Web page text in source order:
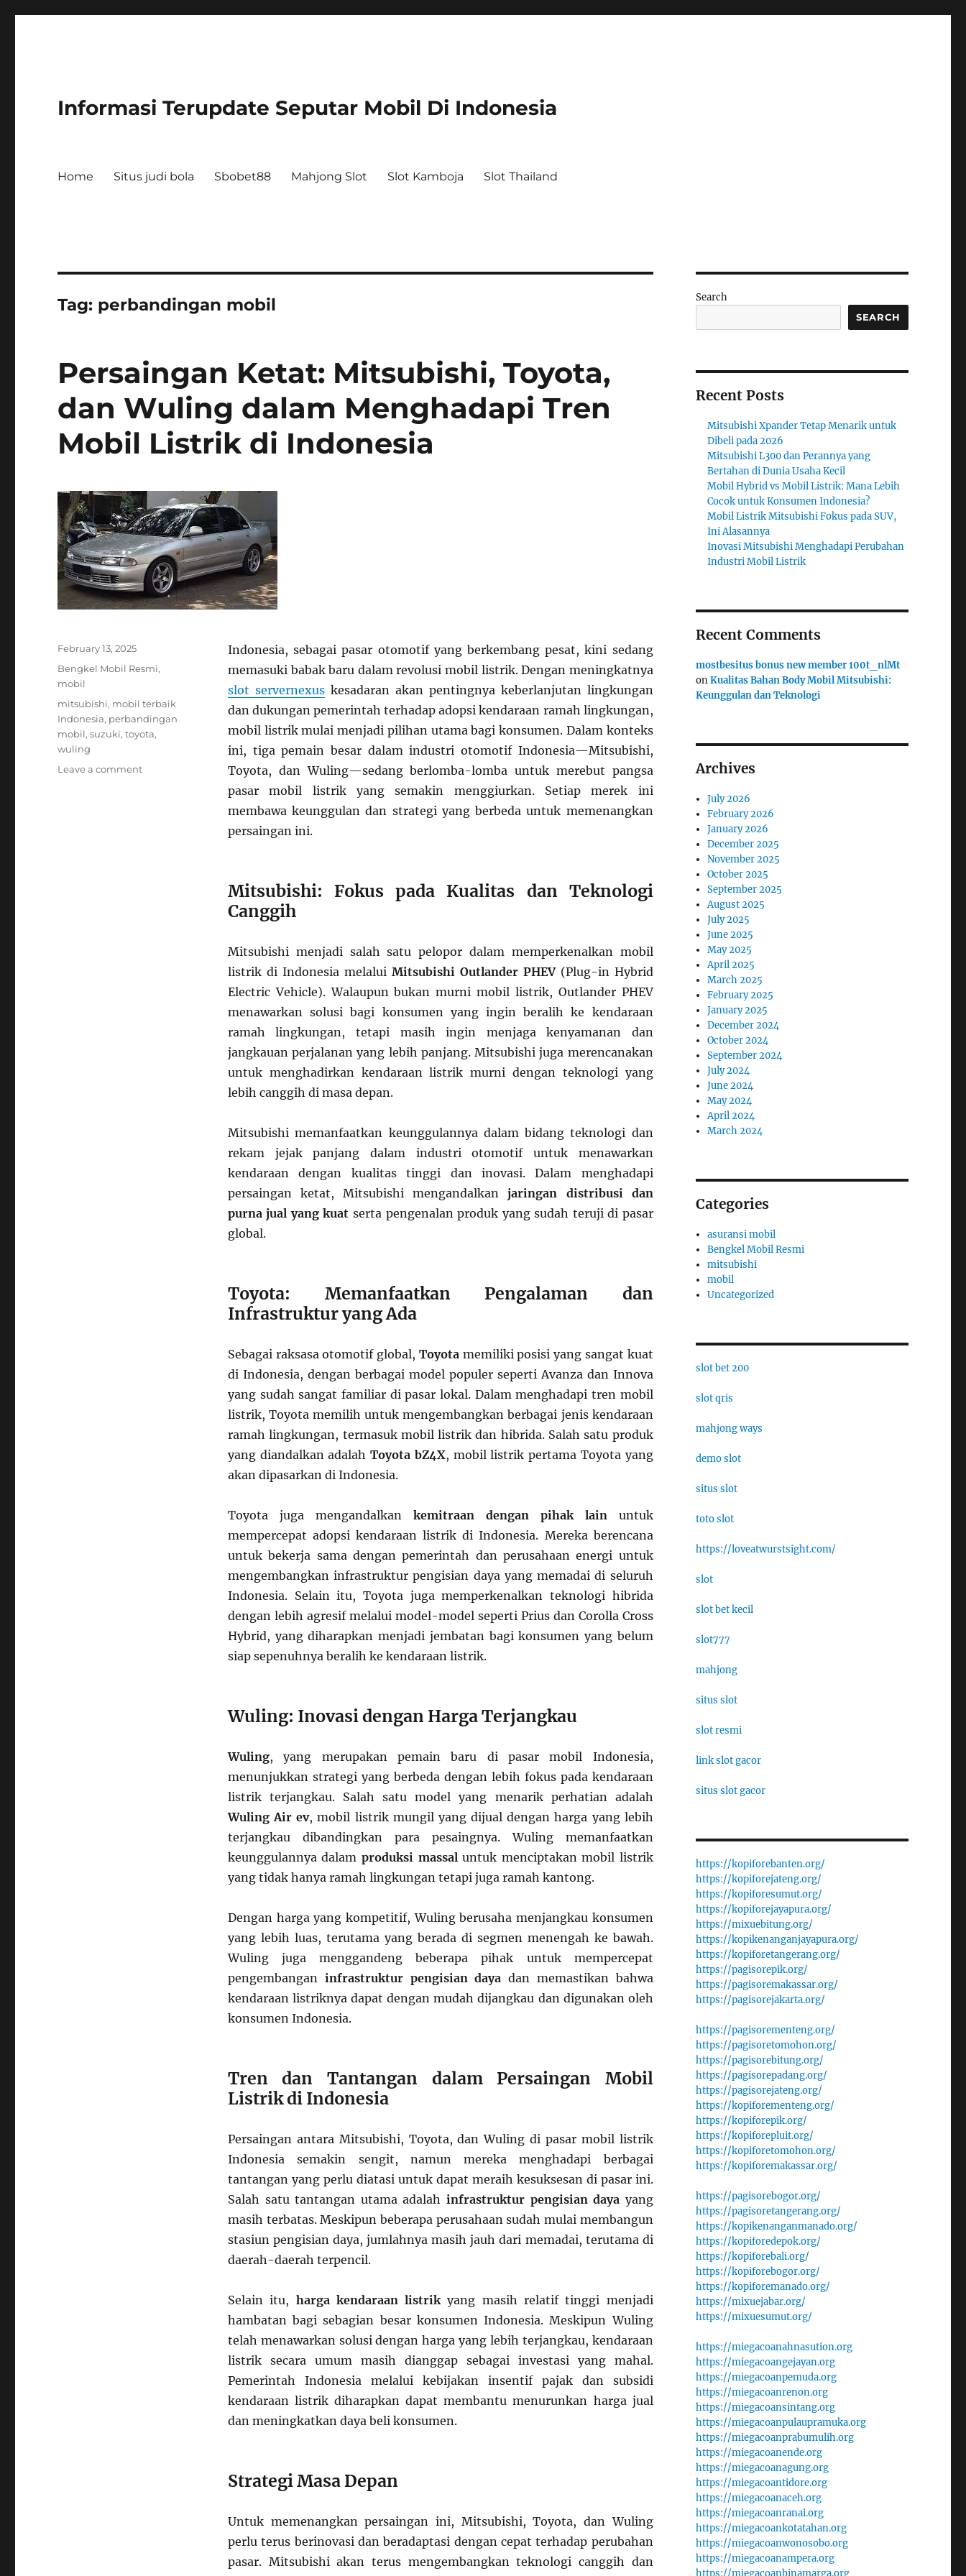
Informasi Terupdate Seputar Mobil Di Indonesia
Home Situs judi bola Sbobet88 Mahjong Slot Slot Kamboja Slot Thailand
Tag: perbandingan mobil
Persaingan Ketat: Mitsubishi, Toyota,
dan Wuling dalam Menghadapi Tren
Mobil Listrik di Indonesia
Indonesia, sebagai pasar otomotif yang berkembang pesat, kini sedang
memasuki babak baru dalam revolusi mobil listrik. Dengan meningkatnya
slot servernexuskesadaran akan pentingnya keberlanjutan lingkungan
dan dukungan pemerintah terhadap adopsi kendaraan ramah lingkungan,
mobil listrik mulai menjadi pilihan utama bagi konsumen. Dalam konteks
ini, tiga pemain besar dalam industri otomotif Indonesia—Mitsubishi,
Toyota, dan Wuling—sedang berlomba-lomba untuk merebut pangsa
pasar mobil listrik yang semakin menggiurkan. Setiap merek ini
membawa keunggulan dan strategi yang berbeda untuk memenangkan
persaingan ini.
Mitsubishi: Fokus pada Kualitas dan Teknologi
Canggih
Mitsubishi menjadi salah satu pelopor dalam memperkenalkan mobil
listrik di Indonesia melalui Mitsubishi Outlander PHEV(Plug-in Hybrid
Electric Vehicle). Walaupun bukan murni mobil listrik, Outlander PHEV
menawarkan solusi bagi konsumen yang ingin beralih ke kendaraan
ramah lingkungan, tetapi masih ingin menjaga kenyamanan dan
jangkauan perjalanan yang lebih panjang. Mitsubishi juga merencanakan
untuk menghadirkan kendaraan listrik murni dengan teknologi yang
lebih canggih di masa depan.
Mitsubishi memanfaatkan keunggulannya dalam bidang teknologi dan
rekam jejak panjang dalam industri otomotif untuk menawarkan
kendaraan dengan kualitas tinggi dan inovasi. Dalam menghadapi
persaingan ketat, Mitsubishi mengandalkanjaringan distribusi dan
purna jual yang kuat serta pengenalan produk yang sudah teruji di pasar
global.
Toyota: Memanfaatkan Pengalaman dan
Infrastruktur yang Ada
Sebagai raksasa otomotif global, Toyotamemiliki posisi yang sangat kuat
di Indonesia, dengan berbagai model populer seperti Avanza dan Innova
yang sudah sangat familiar di pasar lokal. Dalam menghadapi tren mobil
listrik, Toyota memilih untuk mengembangkan berbagai jenis kendaraan
ramah lingkungan, termasuk mobil listrik dan hibrida. Salah satu produk
yang diandalkan adalahToyota bZ4X, mobil listrik pertama Toyota yang
akan dipasarkan di Indonesia.
Toyota juga mengandalkan kemitraan dengan pihak lainuntuk
mempercepat adopsi kendaraan listrik di Indonesia. Mereka berencana
untuk bekerja sama dengan pemerintah dan perusahaan energi untuk
mengembangkan infrastruktur pengisian daya yang memadai di seluruh
Indonesia. Selain itu, Toyota juga memperkenalkan teknologi hibrida
dengan lebih agresif melalui model-model seperti Prius dan Corolla Cross
Hybrid, yang diharapkan menjadi jembatan bagi konsumen yang belum
siap sepenuhnya beralih ke kendaraan listrik.
Wuling: Inovasi dengan Harga Terjangkau
Wuling, yang merupakan pemain baru di pasar mobil Indonesia,
menunjukkan strategi yang berbeda dengan lebih fokus pada kendaraan
listrik terjangkau. Salah satu model yang menarik perhatian adalah
Wuling Air ev, mobil listrik mungil yang dijual dengan harga yang lebih
terjangkau dibandingkan para pesaingnya. Wuling memanfaatkan
keunggulannya dalam produksi massaluntuk menciptakan mobil listrik
yang tidak hanya ramah lingkungan tetapi juga ramah kantong.
Dengan harga yang kompetitif, Wuling berusaha menjangkau konsumen
yang lebih luas, terutama yang berada di segmen menengah ke bawah.
Wuling juga menggandeng beberapa pihak untuk mempercepat
pengembangan infrastruktur pengisian daya dan memastikan bahwa
kendaraan listriknya dapat dengan mudah dijangkau dan digunakan oleh
konsumen Indonesia.
Tren dan Tantangan dalam Persaingan Mobil
Listrik di Indonesia
Persaingan antara Mitsubishi, Toyota, dan Wuling di pasar mobil listrik
Indonesia semakin sengit, namun mereka menghadapi berbagai
tantangan yang perlu diatasi untuk dapat meraih kesuksesan di pasar ini.
Salah satu tantangan utama adalah infrastruktur pengisian daya yang
masih terbatas. Meskipun beberapa perusahaan sudah mulai membangun
stasiun pengisian daya, jumlahnya masih jauh dari memadai, terutama di
daerah-daerah terpencil.
Selain itu, harga kendaraan listrikyang masih relatif tinggi menjadi
hambatan bagi sebagian besar konsumen Indonesia. Meskipun Wuling
telah menawarkan solusi dengan harga yang lebih terjangkau, kendaraan
listrik secara umum masih dianggap sebagai investasi yang mahal.
Pemerintah Indonesia melalui kebijakan insentif pajak dan subsidi
kendaraan listrik diharapkan dapat membantu menurunkan harga jual
dan meningkatkan daya beli konsumen.
Strategi Masa Depan
Untuk memenangkan persaingan ini, Mitsubishi, Toyota, dan Wuling
perlu terus berinovasi dan beradaptasi dengan cepat terhadap perubahan
pasar. Mitsubishi akan terus mengembangkan teknologi canggih dan
Posted
February 13, 2025
Categories
Bengkel Mobil Resmi,
mobil
Tags
mitsubishi, mobil terbaik
Indonesia, perbandingan
mobil,suzuki,toyota,
wuling
Leave a commenton
Search
SEARCH
Recent Posts
Mitsubishi Xpander Tetap Menarik untuk
Dibeli pada 2026
Mitsubishi L300 dan Perannya yang
Bertahan di Dunia Usaha Kecil
Mobil Hybrid vs Mobil Listrik: Mana Lebih
Cocok untuk Konsumen Indonesia?
Mobil Listrik Mitsubishi Fokus pada SUV,
Ini Alasannya
Inovasi Mitsubishi Menghadapi Perubahan
Industri Mobil Listrik
Recent Comments
mostbesitus bonus new member 100t_nlMt
onKualitas Bahan Body Mobil Mitsubishi:
Keunggulan dan Teknologi
Archives
July 2026
February 2026
January 2026
December 2025
November 2025
October 2025
September 2025
August 2025
July 2025
June 2025
May 2025
April 2025
March 2025
February 2025
January 2025
December 2024
October 2024
September 2024
July 2024
June 2024
May 2024
April 2024
March 2024
Categories
asuransi mobil
Bengkel Mobil Resmi
mitsubishi
mobil
Uncategorized
slot bet 200
slot qris
mahjong ways
demo slot
situs slot
toto slot
https://loveatwurstsight.com/
slot
slot bet kecil
slot777
mahjong
situs slot
slot resmi
link slot gacor
situs slot gacor
https://kopiforebanten.org/
https://kopiforejateng.org/
https://kopiforesumut.org/
https://kopiforejayapura.org/
https://mixuebitung.org/
https://kopikenanganjayapura.org/
https://kopiforetangerang.org/
https://pagisorepik.org/
https://pagisoremakassar.org/
https://pagisorejakarta.org/
https://pagisorementeng.org/
https://pagisoretomohon.org/
https://pagisorebitung.org/
https://pagisorepadang.org/
https://pagisorejateng.org/
https://kopiforementeng.org/
https://kopiforepik.org/
https://kopiforepluit.org/
https://kopiforetomohon.org/
https://kopiforemakassar.org/
https://pagisorebogor.org/
https://pagisoretangerang.org/
https://kopikenanganmanado.org/
https://kopiforedepok.org/
https://kopiforebali.org/
https://kopiforebogor.org/
https://kopiforemanado.org/
https://mixuejabar.org/
https://mixuesumut.org/
https://miegacoanahnasution.org
https://miegacoangejayan.org
https://miegacoanpemuda.org
https://miegacoanrenon.org
https://miegacoansintang.org
https://miegacoanpulaupramuka.org
https://miegacoanprabumulih.org
https://miegacoanende.org
https://miegacoanagung.org
https://miegacoantidore.org
https://miegacoanaceh.org
https://miegacoanranai.org
https://miegacoankotatahan.org
https://miegacoanwonosobo.org
https://miegacoanampera.org
https://miegacoanbinamarga.org